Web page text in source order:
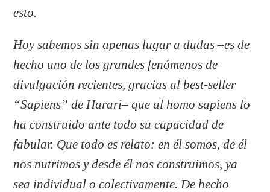
esto.
Hoy sabemos sin apenas lugar a dudas –es de
hecho uno de los grandes fenómenos de
divulgación recientes, gracias al best-seller
“Sapiens” de Harari– que al homo sapiens lo
ha construido ante todo su capacidad de
fabular. Que todo es relato: en él somos, de él
nos nutrimos y desde él nos construimos, ya
sea individual o colectivamente. De hecho